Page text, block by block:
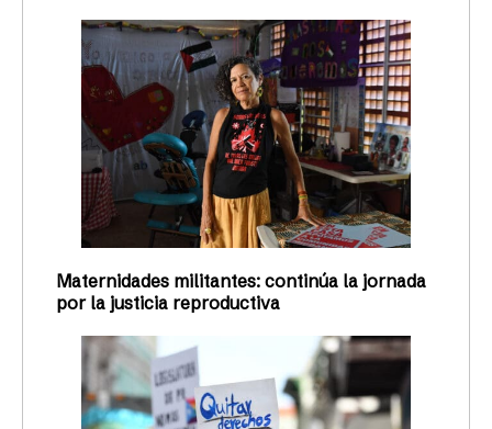
Maternidades militantes: continúa la jornada
por la justicia reproductiva